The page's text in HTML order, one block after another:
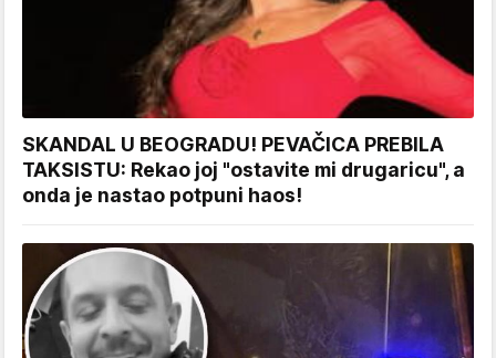
SKANDAL U BEOGRADU! PEVAČICA PREBILA
TAKSISTU: Rekao joj "ostavite mi drugaricu", a
onda je nastao potpuni haos!